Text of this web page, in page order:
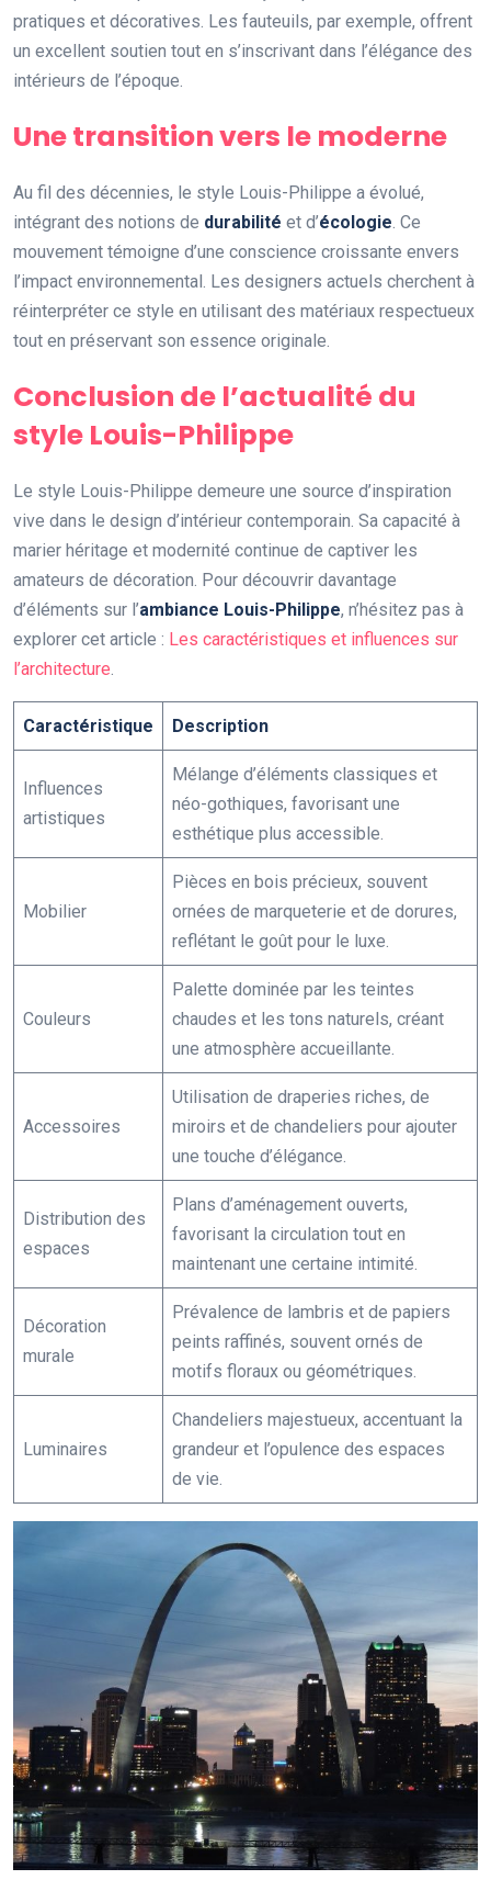
pratiques et décoratives. Les fauteuils, par exemple, offrent
un excellent soutien tout en s’inscrivant dans l’élégance des
intérieurs de l’époque.
Une transition vers le moderne
Au fil des décennies, le style Louis-Philippe a évolué,
intégrant des notions de durabilité et d’écologie. Ce
mouvement témoigne d’une conscience croissante envers
l’impact environnemental. Les designers actuels cherchent à
réinterpréter ce style en utilisant des matériaux respectueux
tout en préservant son essence originale.
Conclusion de l’actualité du
style Louis-Philippe
Le style Louis-Philippe demeure une source d’inspiration
vive dans le design d’intérieur contemporain. Sa capacité à
marier héritage et modernité continue de captiver les
amateurs de décoration. Pour découvrir davantage
d’éléments sur l’ambiance Louis-Philippe, n’hésitez pas à
explorer cet article : Les caractéristiques et influences sur
l’architecture.
Caractéristique Description
Influences
artistiques
Mélange d’éléments classiques et
néo-gothiques, favorisant une
esthétique plus accessible.
Mobilier
Pièces en bois précieux, souvent
ornées de marqueterie et de dorures,
reflétant le goût pour le luxe.
Couleurs
Palette dominée par les teintes
chaudes et les tons naturels, créant
une atmosphère accueillante.
Accessoires
Utilisation de draperies riches, de
miroirs et de chandeliers pour ajouter
une touche d’élégance.
Distribution des
espaces
Plans d’aménagement ouverts,
favorisant la circulation tout en
maintenant une certaine intimité.
Décoration
murale
Prévalence de lambris et de papiers
peints raffinés, souvent ornés de
motifs floraux ou géométriques.
Luminaires
Chandeliers majestueux, accentuant la
grandeur et l’opulence des espaces
de vie.